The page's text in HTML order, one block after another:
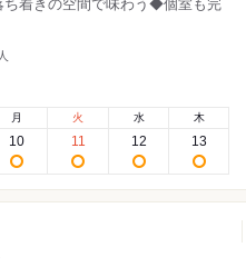
ち着きの空間で味わう◆個室も完
人
月
10
火
11
水
12
木
13